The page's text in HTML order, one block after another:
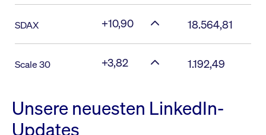
SDAX +10,90 18.564,81
Scale 30 +3,82 1.192,49
Unsere neuesten LinkedIn-
Updates